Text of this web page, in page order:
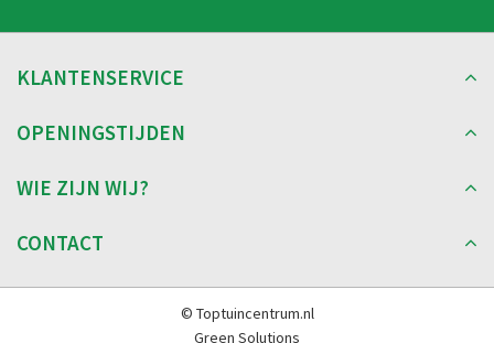
KLANTENSERVICE
OPENINGSTIJDEN
WIE ZIJN WIJ?
CONTACT
© Toptuincentrum.nl
Green Solutions